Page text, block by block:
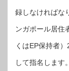
録しなければな
ンガポール居住
くはEP保持者
して指名します